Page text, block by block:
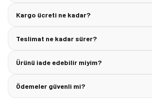
Kargo ücreti ne kadar?
Teslimat ne kadar sürer?
Ürünü iade edebilir miyim?
Ödemeler güvenli mi?